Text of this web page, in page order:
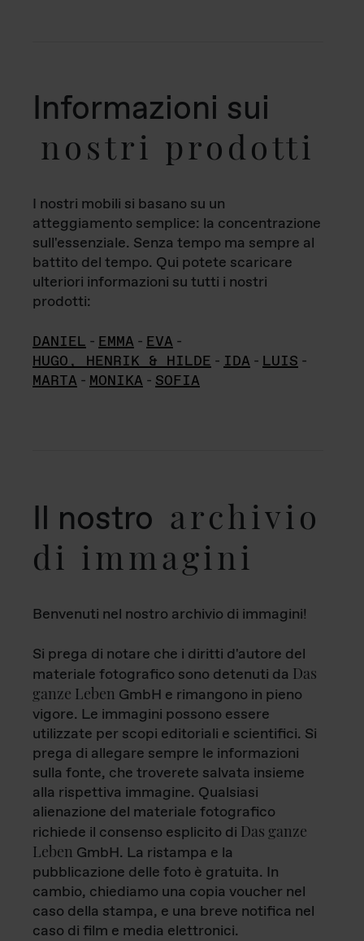
Informazioni sui
nostri prodotti
I nostri mobili si basano su un
atteggiamento semplice: la concentrazione
sull'essenziale. Senza tempo ma sempre al
battito del tempo. Qui potete scaricare
ulteriori informazioni su tutti i nostri
prodotti:
DANIEL - EMMA - EVA -
HUGO, HENRIK & HILDE - IDA - LUIS -
MARTA - MONIKA - SOFIA
Il nostro archivio
di immagini
Benvenuti nel nostro archivio di immagini!
Si prega di notare che i diritti d'autore del
materiale fotografico sono detenuti da Das
ganze Leben GmbH e rimangono in pieno
vigore. Le immagini possono essere
utilizzate per scopi editoriali e scientifici. Si
prega di allegare sempre le informazioni
sulla fonte, che troverete salvata insieme
alla rispettiva immagine. Qualsiasi
alienazione del materiale fotografico
richiede il consenso esplicito di Das ganze
Leben GmbH. La ristampa e la
pubblicazione delle foto è gratuita. In
cambio, chiediamo una copia voucher nel
caso della stampa, e una breve notifica nel
caso di film e media elettronici.